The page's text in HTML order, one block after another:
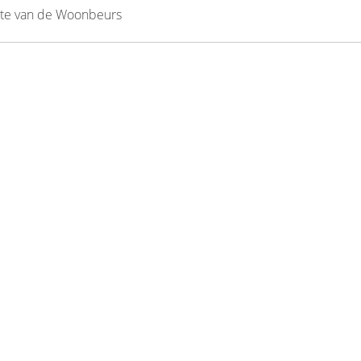
van de Woonbeurs